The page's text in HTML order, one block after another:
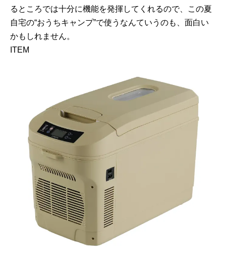
るところでは十分に機能を発揮してくれるので、この夏
自宅の“おうちキャンプ”で使うなんていうのも、面白い
かもしれません。
ITEM